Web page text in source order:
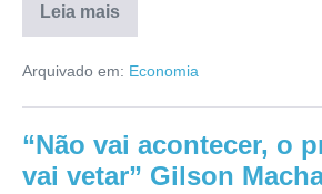
Leia mais
Arquivado em: Economia
“Não vai acontecer, o
vai vetar” Gilson